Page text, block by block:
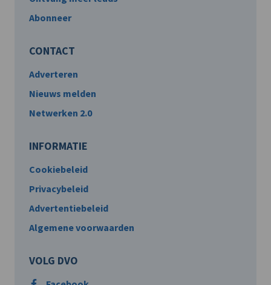
Abonneer
CONTACT
Adverteren
Nieuws melden
Netwerken 2.0
INFORMATIE
Cookiebeleid
Privacybeleid
Advertentiebeleid
Algemene voorwaarden
VOLG DVO